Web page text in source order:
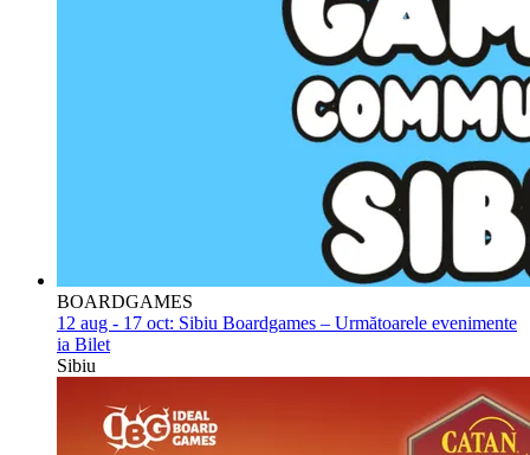
BOARDGAMES
12 aug - 17 oct: Sibiu Boardgames – Următoarele evenimente
ia Bilet
Sibiu